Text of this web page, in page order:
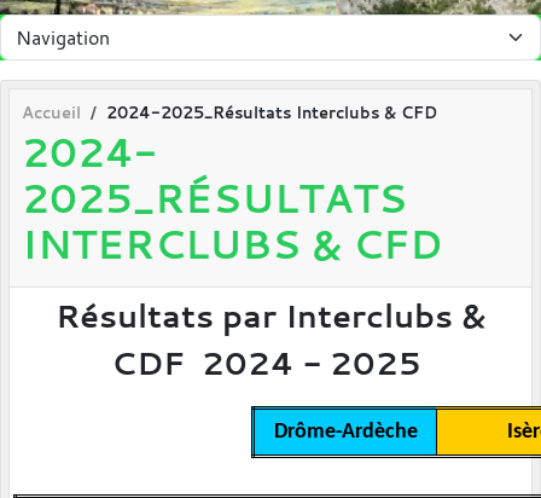
Accueil 2024-2025_Résultats Interclubs & CFD
2024-
2025_RÉSULTATS
INTERCLUBS & CFD
Résultats par Interclubs &
CDF 2024 - 2025
Drôme-Ardèche